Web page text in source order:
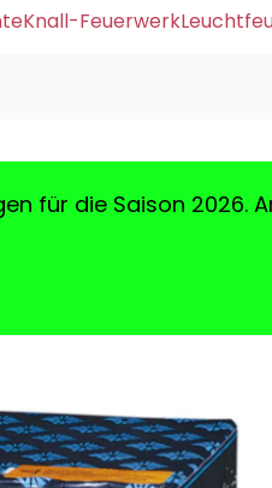
Knall-Feuerwerk
für die Saison 2026.